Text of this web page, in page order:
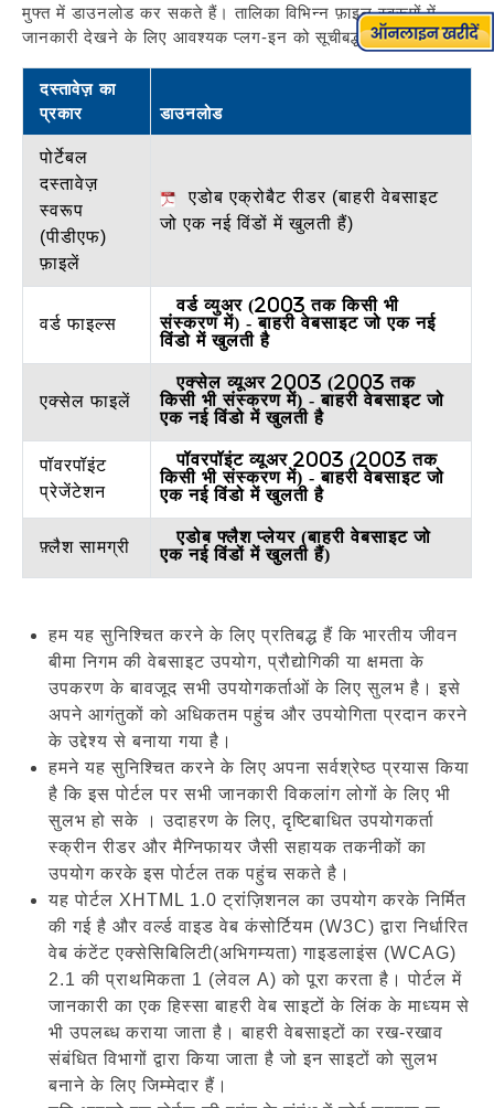
मुफ्त में डाउनलोड कर सकते हैं। तालिका विभिन्न फ़ाइल स्वरूपों में
जानकारी देखने के लिए आवश्यक प्लग-इन को सूचीबद्ध करती है।
दस्तावेज़ का
प्रकार
डाउनलोड
पोर्टेबल
दस्तावेज़
स्वरूप
(पीडीएफ)
फ़ाइलें
एडोब एक्रोबैट रीडर (बाहरी वेबसाइट
जो एक नई विंडों में खुलती हैं)
वर्ड फाइल्स
वर्ड व्युअर (2003 तक किसी भी
संस्करण में) - बाहरी वेबसाइट जो एक नई
विंडो में खुलती है
एक्सेल फाइलें
एक्सेल व्यूअर 2003 (2003 तक
किसी भी संस्करण में) - बाहरी वेबसाइट जो
एक नई विंडो में खुलती है
पॉवरपॉइंट
प्रेजेंटेशन
पॉवरपॉइंट व्यूअर 2003 (2003 तक
किसी भी संस्करण में) - बाहरी वेबसाइट जो
एक नई विंडो में खुलती है
फ़्लैश सामग्री
एडोब फ्लैश प्लेयर (बाहरी वेबसाइट जो
एक नई विंडों में खुलती हैं)
हम यह सुनिश्चित करने के लिए प्रतिबद्ध हैं कि भारतीय जीवन
बीमा निगम की वेबसाइट उपयोग, प्रौद्योगिकी या क्षमता के
उपकरण के बावजूद सभी उपयोगकर्ताओं के लिए सुलभ है। इसे
अपने आगंतुकों को अधिकतम पहुंच और उपयोगिता प्रदान करने
के उद्देश्य से बनाया गया है।
हमने यह सुनिश्चित करने के लिए अपना सर्वश्रेष्ठ प्रयास किया
है कि इस पोर्टल पर सभी जानकारी विकलांग लोगों के लिए भी
सुलभ हो सके । उदाहरण के लिए, दृष्टिबाधित उपयोगकर्ता
स्क्रीन रीडर और मैग्निफायर जैसी सहायक तकनीकों का
उपयोग करके इस पोर्टल तक पहुंच सकते है।
यह पोर्टल XHTML 1.0 ट्रांज़िशनल का उपयोग करके निर्मित
की गई है और वर्ल्ड वाइड वेब कंसोर्टियम (W3C) द्वारा निर्धारित
वेब कंटेंट एक्सेसिबिलिटी(अभिगम्यता) गाइडलाइंस (WCAG)
2.1 की प्राथमिकता 1 (लेवल A) को पूरा करता है। पोर्टल में
जानकारी का एक हिस्सा बाहरी वेब साइटों के लिंक के माध्यम से
भी उपलब्ध कराया जाता है। बाहरी वेबसाइटों का रख-रखाव
संबंधित विभागों द्वारा किया जाता है जो इन साइटों को सुलभ
बनाने के लिए जिम्मेदार हैं।